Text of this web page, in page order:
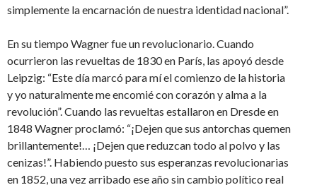
simplemente la encarnación de nuestra identidad nacional”.
En su tiempo Wagner fue un revolucionario. Cuando
ocurrieron las revueltas de 1830 en París, las apoyó desde
Leipzig: “Este día marcó para mí el comienzo de la historia
y yo naturalmente me encomié con corazón y alma a la
revolución”. Cuando las revueltas estallaron en Dresde en
1848 Wagner proclamó: “¡Dejen que sus antorchas quemen
brillantemente!… ¡Dejen que reduzcan todo al polvo y las
cenizas!”. Habiendo puesto sus esperanzas revolucionarias
en 1852, una vez arribado ese año sin cambio político real